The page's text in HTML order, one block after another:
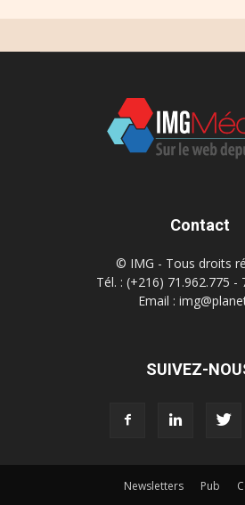
Contact
© IMG - Tous droits
Tél. : (+216) 71.962.775 -
Email :
SUIVEZ-
Newsletters Pub